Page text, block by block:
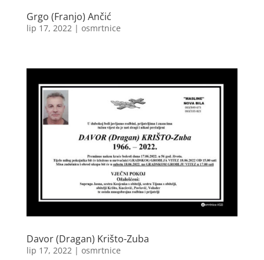
Grgo (Franjo) Ančić
lip 17, 2022 | osmrtnice
Davor (Dragan) Krišto-Zuba
lip 17, 2022 | osmrtnice